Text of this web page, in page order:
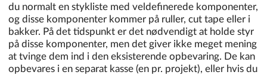
du normalt en stykliste med veldefinerede komponenter,
og disse komponenter kommer på ruller, cut tape eller i
bakker. På det tidspunkt er det nødvendigt at holde styr
på disse komponenter, men det giver ikke meget mening
at tvinge dem ind i den eksisterende opbevaring. De kan
opbevares i en separat kasse (en pr. projekt), eller hvis du